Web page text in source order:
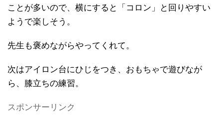
ことが多いので、横にすると「コロン」と回りやすい
ようで楽しそう。
先生も褒めながらやってくれて。
次はアイロン台にひじをつき、おもちゃで遊びなが
ら、膝立ちの練習。
スポンサーリンク